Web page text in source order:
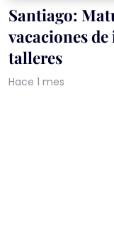
Santiago:
vacaciones
talleres
Hace 1 mes